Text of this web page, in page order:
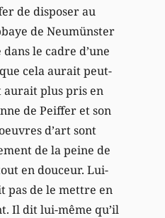
de disposer au
de Neumünster
le cadre d’une
cela aurait peut-
aurait plus pris en
de Peiffer et son
d’art sont
de la peine de
en douceur. Lui-
pas de le mettre en
Il dit lui-même qu’il